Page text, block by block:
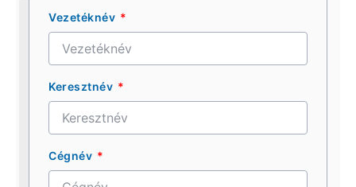
Vezetéknév
Keresztnév
Cégnév